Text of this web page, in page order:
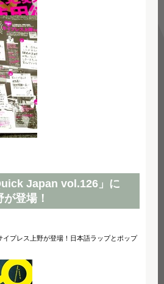
Japan vol.126」に
登場！
イプレス上野が登場！日本語ラップとポップ